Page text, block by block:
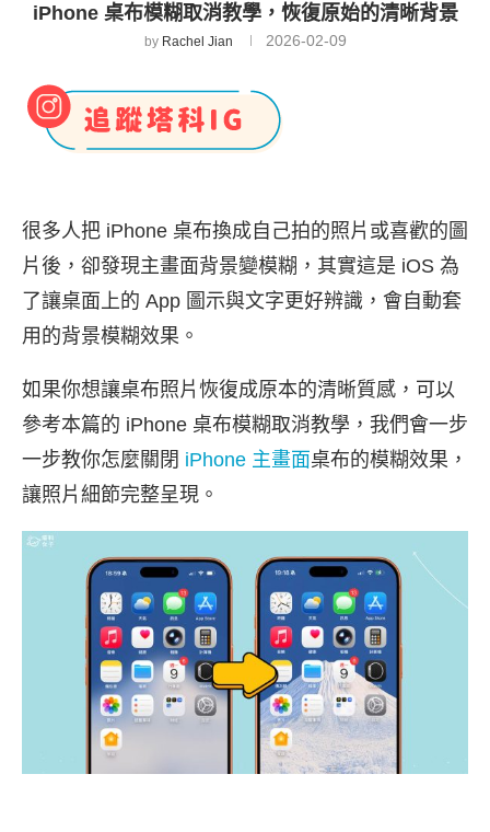
iPhone 桌布模糊取消教學，恢復原始的清晰背景
by Rachel Jian 2026-02-09
很多人把 iPhone 桌布換成自己拍的照片或喜歡的圖
片後，卻發現主畫面背景變模糊，其實這是 iOS 為
了讓桌面上的 App 圖示與文字更好辨識，會自動套
用的背景模糊效果。
如果你想讓桌布照片恢復成原本的清晰質感，可以
參考本篇的 iPhone 桌布模糊取消教學，我們會一步
一步教你怎麼關閉 iPhone 主畫面桌布的模糊效果，
讓照片細節完整呈現。